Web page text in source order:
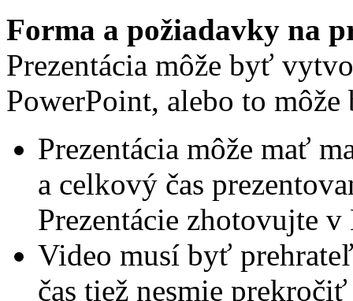
Forma a požiadavky na
Prezentácia môže byť
PowerPoint, alebo to
Prezentácia môže mať
a celkový čas
Prezentácie zhotovujte
Video musí byť
čas tiež nesmie